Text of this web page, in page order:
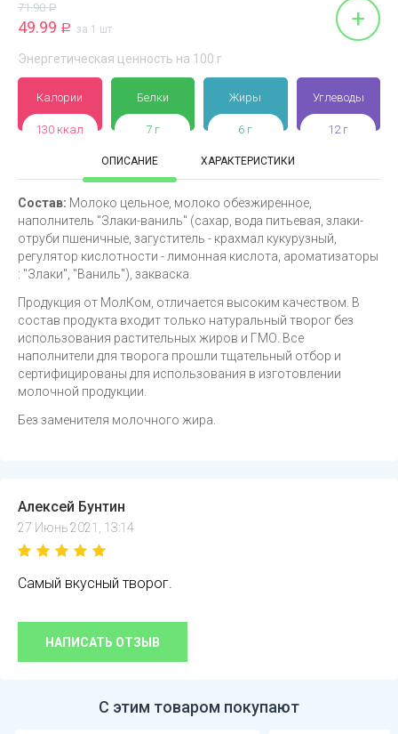
71.90 Р
49.99 Р за 1 шт +
Энергетическая ценность на 100 г
Калории
130 ккал
Белки
7 г
Жиры
6 г
Углеводы
12 г
ОПИСАНИЕ ХАРАКТЕРИСТИКИ
Состав: Молоко цельное, молоко обезжиренное,
наполнитель "Злаки-ваниль" (сахар, вода питьевая, злаки-
отруби пшеничные, загуститель - крахмал кукурузный,
регулятор кислотности - лимонная кислота, ароматизаторы
: "Злаки", "Ваниль"), закваска.
Продукция от МолКом, отличается высоким качеством. В
состав продукта входит только натуральный творог без
использования растительных жиров и ГМО. Все
наполнители для творога прошли тщательный отбор и
сертифицированы для использования в изготовлении
молочной продукции.
Без заменителя молочного жира.
Алексей Бунтин
27 Июнь 2021, 13:14
Самый вкусный творог.
НАПИСАТЬ ОТЗЫВ
С этим товаром покупают